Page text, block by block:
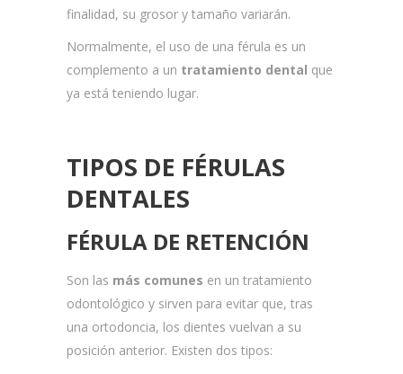
finalidad, su grosor y tamaño variarán.
Normalmente, el uso de una férula es un
complemento a un tratamiento dental que
ya está teniendo lugar.
TIPOS DE FÉRULAS
DENTALES
FÉRULA DE RETENCIÓN
Son las más comunes en un tratamiento
odontológico y sirven para evitar que, tras
una ortodoncia, los dientes vuelvan a su
posición anterior. Existen dos tipos: